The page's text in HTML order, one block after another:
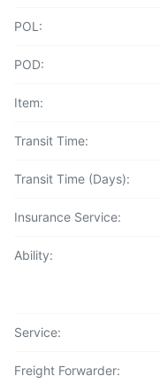
POL:
POD:
Item:
Transit Time:
Transit Time (Days):
Insurance Service:
Ability:
Service:
Freight Forwarder: